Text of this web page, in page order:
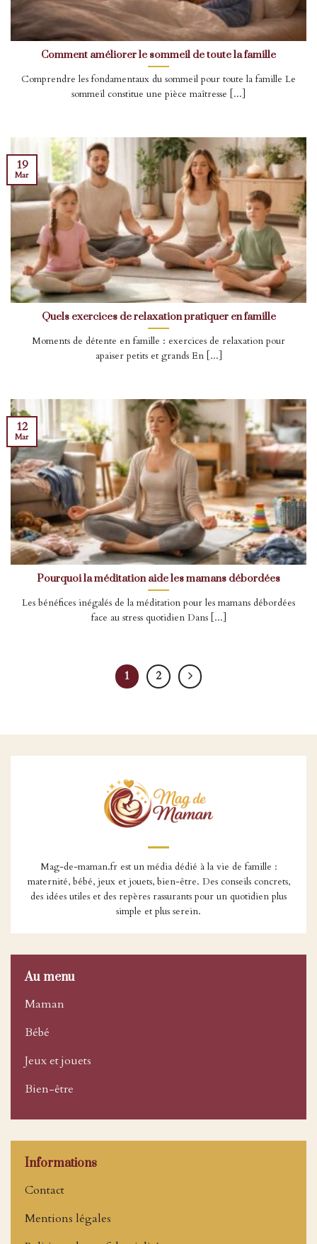
Comment améliorer le sommeil de toute la famille
Comprendre les fondamentaux du sommeil pour toute la famille Le
sommeil constitue une pièce maîtresse [...]
Quels exercices de relaxation pratiquer en famille
Moments de détente en famille : exercices de relaxation pour
apaiser petits et grands En [...]
19
Mar
Pourquoi la méditation aide les mamans débordées
Les bénéfices inégalés de la méditation pour les mamans débordées
face au stress quotidien Dans [...]
12
Mar
1 2
Mag-de-maman.fr est un média dédié à la vie de famille :
maternité, bébé, jeux et jouets, bien-être. Des conseils concrets,
des idées utiles et des repères rassurants pour un quotidien plus
simple et plus serein.
Au menu
Maman
Bébé
Jeux et jouets
Bien-être
Informations
Contact
Mentions légales